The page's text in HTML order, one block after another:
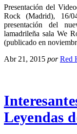
Presentación del
Rock (Madrid), 16/
presentación del
lamadrileña sala We
(publicado en
Abr 21, 2015 por Red
Leyendas